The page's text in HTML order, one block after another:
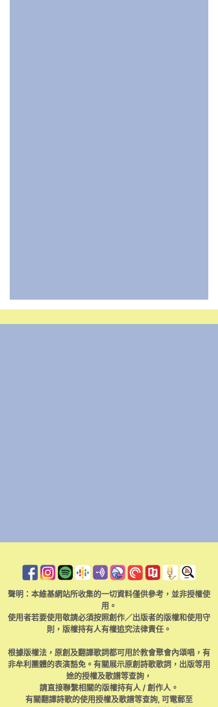
聲明：本維基網站所收集的一切資料僅供參考，並非授權使
用。
使用者若要使用敬請必須按照創作／出版者的版權和使用守
則，版權持有人有權追究法律責任。
根據版權法，原創及翻譯歌詞都可用於教會聚會內頌唱，有
非牟利團體的表演豁免。有關展示原創詩歌歌詞，出版等用
途的授權及歌譜等查詢，
請直接聯繫相關的版權持有人 / 創作人。
有關翻譯詩歌的使用授權及歌譜等查詢, 可電郵至